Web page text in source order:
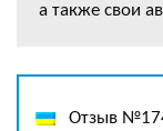
а также свои
Отзыв